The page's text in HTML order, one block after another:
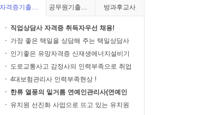
자격증기출문제 공무원기출문제 방과후교사
직업상담사 자격증 취득자우선 채용!
가장 좋은 택일을 상담해 주는 택일상담사
인기좋은 유망자격증 신재생에너지설비기
사
도로교통사고 감정사의 인력부족으로 취업
...
4대보험관리사 인력부족현상 !
한류 열풍의 밑거름 연예인관리사(연예인
매...
유치원 선진화 사업으로 뜨고 있는 유치원